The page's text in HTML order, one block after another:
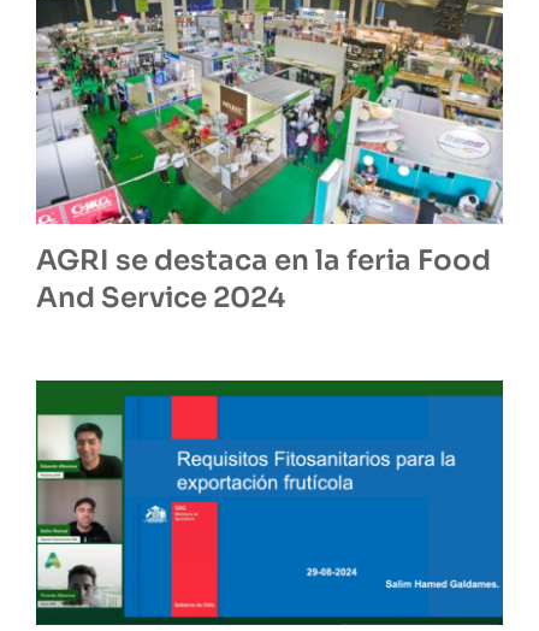
AGRI se destaca en la feria Food
And Service 2024